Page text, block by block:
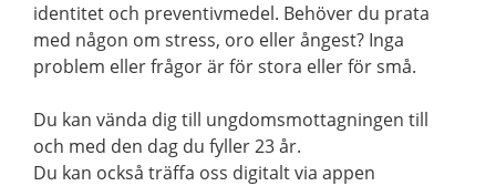
identitet och preventivmedel. Behöver du prata
med någon om stress, oro eller ångest? Inga
problem eller frågor är för stora eller för små.
Du kan vända dig till ungdomsmottagningen till
och med den dag du fyller 23 år.
Du kan också träffa oss digitalt via appen